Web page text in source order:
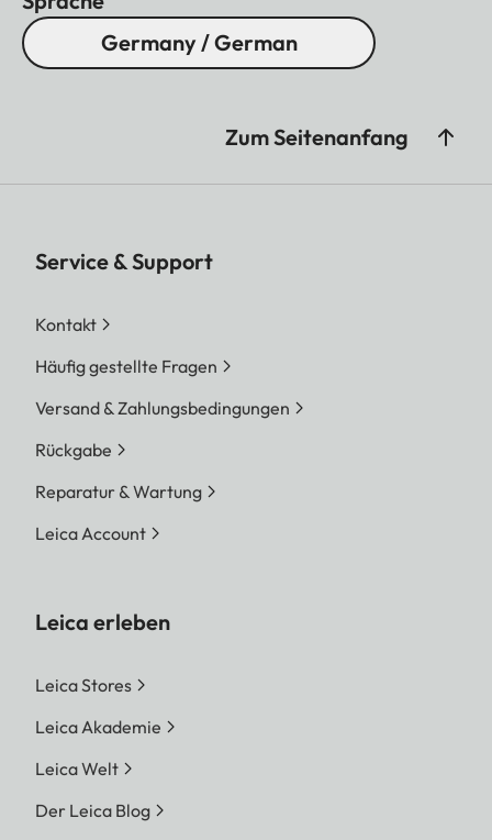
Germany / German
Zum Seitenanfang
Service & Support
Kontakt
Häufig gestellte Fragen
Versand & Zahlungsbedingungen
Rückgabe
Reparatur & Wartung
Leica Account
Leica erleben
Leica Stores
Leica Akademie
Leica Welt
Der Leica Blog